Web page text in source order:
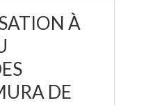
À
DE